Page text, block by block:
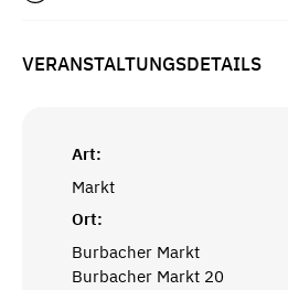
VERANSTALTUNGSDETAILS
Art:
Markt
Ort:
Burbacher Markt
Burbacher Markt 20